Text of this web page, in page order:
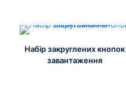
Набір закруглених кнопок
завантаження